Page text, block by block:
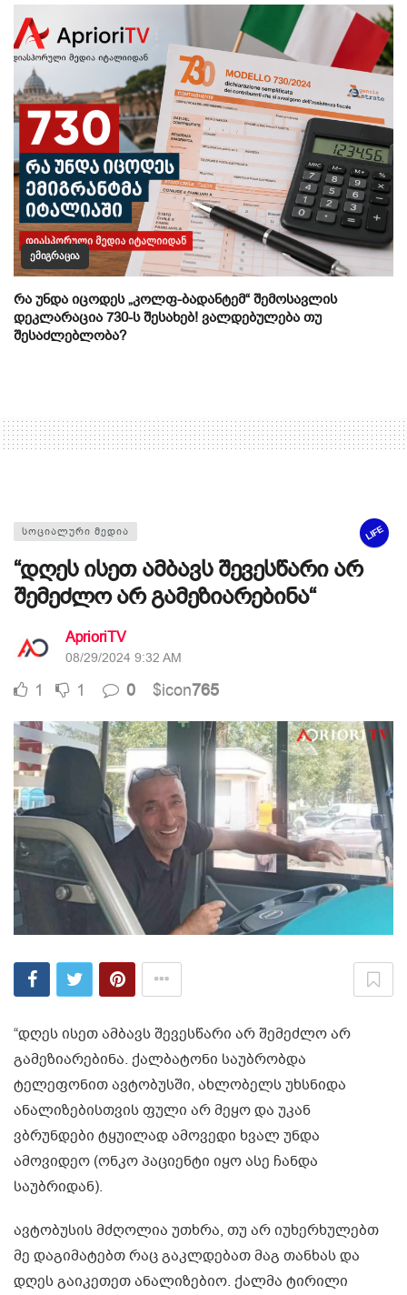
ᲔᲛᲘᲒᲠᲐᲪᲘᲐ
რა უნდა იცოდეს „კოლფ-ბადანტემ“ შემოსავლის
დეკლარაცია 730-ს შესახებ! ვალდებულება თუ
შესაძლებლობა?
LIFE
ᲡᲝᲪᲘᲐᲚᲣᲠᲘ ᲛᲔᲓᲘᲐ
“დღეს ისეთ ამბავს შევესწარი არ
შემეძლო არ გამეზიარებინა“
AprioriTV
08/29/2024 9:32 AM
1 1 0 $icon765
“დღეს ისეთ ამბავს შევესწარი არ შემეძლო არ
გამეზიარებინა. ქალბატონი საუბრობდა
ტელეფონით ავტობუსში, ახლობელს უხსნიდა
ანალიზებისთვის ფული არ მეყო და უკან
ვბრუნდები ტყუილად ამოვედი ხვალ უნდა
ამოვიდეო (ონკო პაციენტი იყო ასე ჩანდა
საუბრიდან).
ავტობუსის მძღოლია უთხრა, თუ არ იუხერხულებთ
მე დაგიმატებთ რაც გაკლდებათ მაგ თანხას და
დღეს გაიკეთეთ ანალიზებიო. ქალმა ტირილი